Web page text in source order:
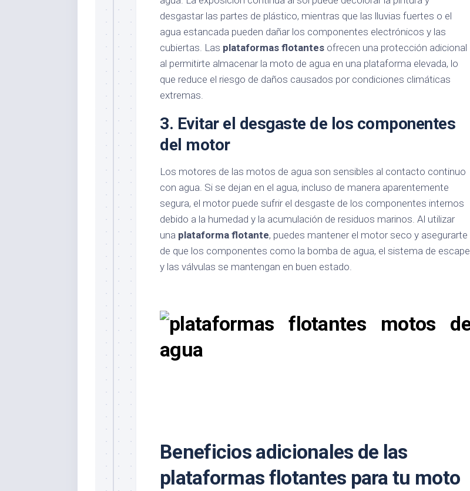
desgastar las partes de plástico, mientras que las lluvias fuertes o el
agua estancada pueden dañar los componentes electrónicos y las
cubiertas. Las plataformas flotantes ofrecen una protección adicional
al permitirte almacenar la moto de agua en una plataforma elevada, lo
que reduce el riesgo de daños causados por condiciones climáticas
extremas.
3. Evitar el desgaste de los componentes
del motor
Los motores de las motos de agua son sensibles al contacto continuo
con agua. Si se dejan en el agua, incluso de manera aparentemente
segura, el motor puede sufrir el desgaste de los componentes internos
debido a la humedad y la acumulación de residuos marinos. Al utilizar
una plataforma flotante, puedes mantener el motor seco y asegurarte
de que los componentes como la bomba de agua, el sistema de escape
y las válvulas se mantengan en buen estado.
Beneficios adicionales de las
plataformas flotantes para tu moto